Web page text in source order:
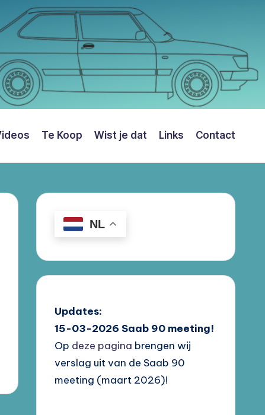
Te Koop Wist je dat Links Contact
NL
Updates:
15-03-2026 Saab 90 meeting!
Op deze pagina brengen wij
verslag uit van de Saab 90
meeting (maart 2026)!